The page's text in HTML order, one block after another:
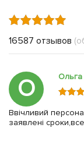
16587 отзывов
О Ольга
Ввічливий
заявлені